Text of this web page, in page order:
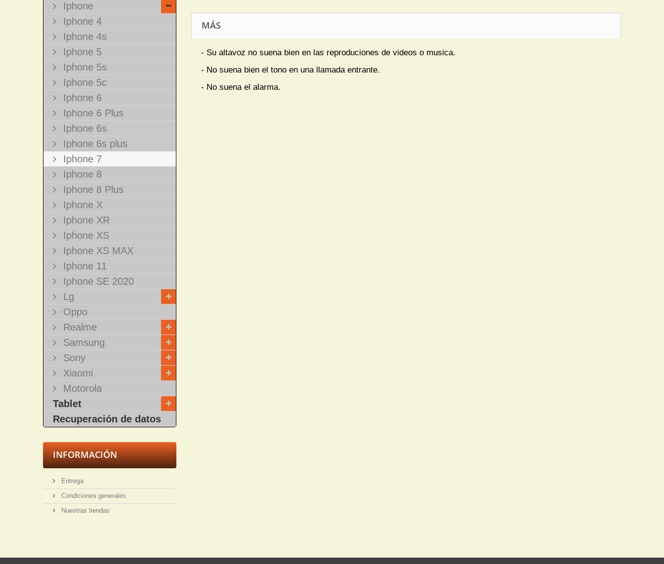
Iphone
Iphone 4
Iphone 4s
Iphone 5
Iphone 5s
Iphone 5c
Iphone 6
Iphone 6 Plus
Iphone 6s
Iphone 6s plus
Iphone 7
Iphone 8
Iphone 8 Plus
Iphone X
Iphone XR
Iphone XS
Iphone XS MAX
Iphone 11
Iphone SE 2020
Lg
Oppo
Realme
Samsung
Sony
Xiaomi
Motorola
Tablet
Recuperación de datos
INFORMACIÓN
Entrega
Condiciones generales
Nuestras tiendas
MÁS
- Su altavoz no suena bien en las reproduciones de videos o musica.
- No suena bien el tono en una llamada entrante.
- No suena el alarma.